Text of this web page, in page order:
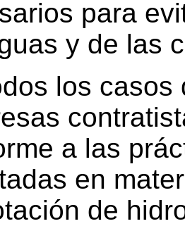
para
y de las
los
a las
en
de